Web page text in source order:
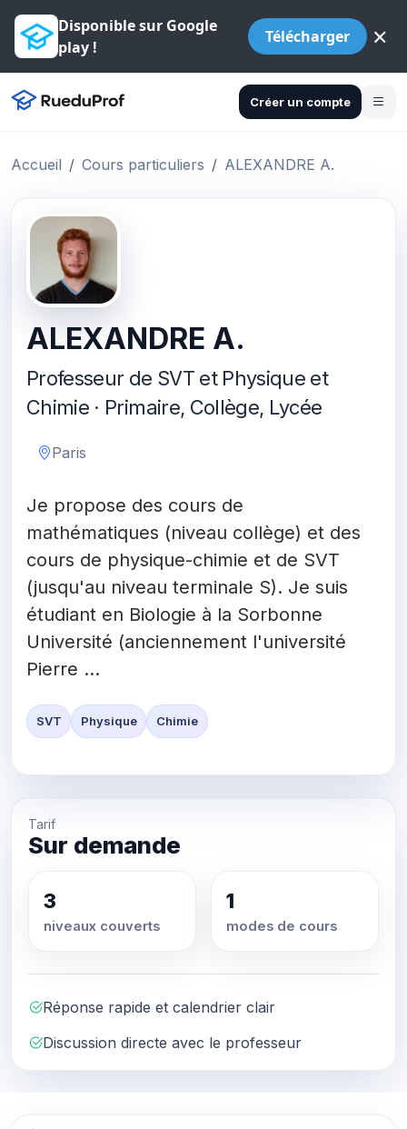
Disponible sur Google
play !
Télécharger ×
Créer un compte
Accueil Cours particuliers ALEXANDRE A.
ALEXANDRE A.
Professeur de SVT et Physique et
Chimie · Primaire, Collège, Lycée
Paris
Je propose des cours de
mathématiques (niveau collège) et des
cours de physique-chimie et de SVT
(jusqu'au niveau terminale S). Je suis
étudiant en Biologie à la Sorbonne
Université (anciennement l'université
Pierre ...
SVT Physique Chimie
Tarif
Sur demande
3
niveaux couverts
1
modes de cours
Réponse rapide et calendrier clair
Discussion directe avec le professeur